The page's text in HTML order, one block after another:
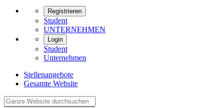
Registrieren
Student
UNTERNEHMEN
Login
Student
Unternehmen
Stellenangebote
Gesamte Website